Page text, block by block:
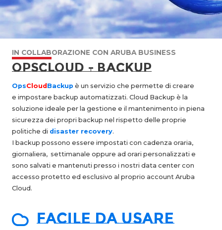
IN COLLABORAZIONE CON ARUBA BUSINESS
OPSCLOUD - BACKUP
OpsCloud Backup è un servizio che permette di creare
e impostare backup automatizzati. Cloud Backup è la
soluzione ideale per la gestione e il mantenimento in piena
sicurezza dei propri backup nel rispetto delle proprie
politiche di disaster recovery.
I backup possono essere impostati con cadenza oraria,
giornaliera, settimanale oppure ad orari personalizzati e
sono salvati e mantenuti presso i nostri data center con
accesso protetto ed esclusivo al proprio account Aruba
Cloud.
facile da usare